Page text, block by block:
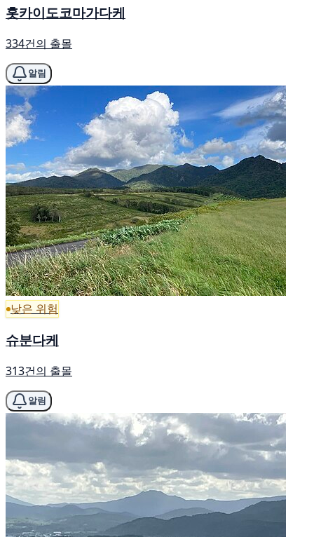
홋카이도코마가다케
334건의 출몰
알림
낮은 위험
슈분다케
313건의 출몰
알림